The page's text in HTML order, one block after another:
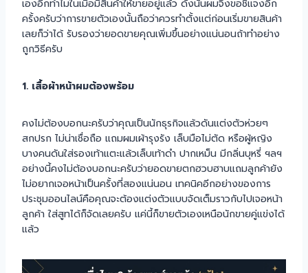
เองอีกทำไมในเมื่อมีสินค้าให้ขายอยู่แล้ว ดังนั้นผมจึงขอชี้แจงอีก
ครั้งครับว่าการขายตัวเองนั้นถือว่าควรทำตั้งแต่ก่อนเริ่มขายสินค้า
เลยก็ว่าได้ รับรองว่ายอดขายคุณเพิ่มขึ้นอย่างแน่นอนถ้าทำอย่าง
ถูกวิธีครับ
1. เสื้อผ้าหน้าผมต้องพร้อม
คงไม่ต้องบอกนะครับว่าคุณเป็นนักธุรกิจแล้วดันแต่งตัวห่วยๆ
สกปรก ไม่น่าเชื่อถือ แถมผมเผ้ารุงรัง เล็บมือไม่ตัด หรือผู้หญิง
บางคนดันใส่รองเท้าแตะแล้วเล็บเท้าดำ ปากเหม็น มีกลิ่นบุหรี่ ฯลฯ
อย่างนี้คงไม่ต้องบอกนะครับว่ายอดขายตกฮวบฮาบแถมลูกค้ายัง
ไม่อยากเจอหน้าเป็นครั้งที่สองแน่นอน เทคนิคอีกอย่างของการ
ประชุมออนไลน์คือคุณจะต้องแต่งตัวแบบจัดเต็มราวกับไปเจอหน้า
ลูกค้า ใส่สูทได้ก็จัดเลยครับ แค่นี้ก็ขายตัวเองเหนือนักขายคู่แข่งได้
แล้ว